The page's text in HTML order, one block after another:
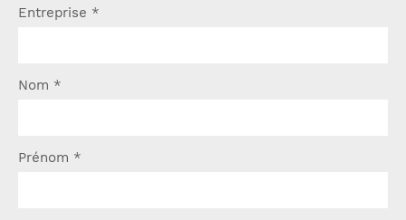
Entreprise *
Nom *
Prénom *